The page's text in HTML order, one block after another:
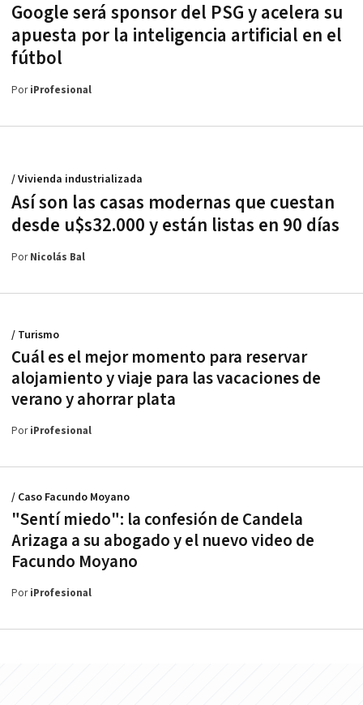
Google será sponsor del PSG y acelera su
apuesta por la inteligencia artificial en el
fútbol
PoriProfesional
Así son las casas modernas que cuestan
desde u$s32.000 y están listas en 90 días
/ Vivienda industrializada
PorNicolás Bal
Cuál es el mejor momento para reservar
alojamiento y viaje para las vacaciones de
verano y ahorrar plata
/ Turismo
PoriProfesional
"Sentí miedo": la confesión de Candela
Arizaga a su abogado y el nuevo video de
Facundo Moyano
/ Caso Facundo Moyano
PoriProfesional